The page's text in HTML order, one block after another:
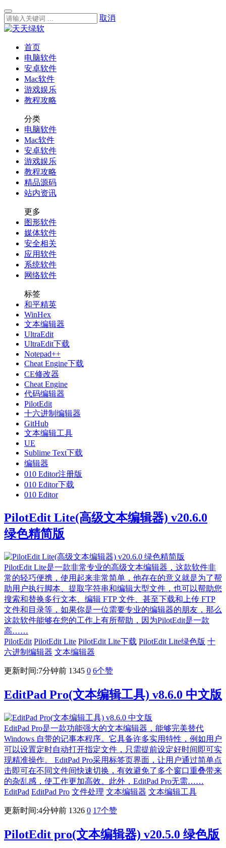
取消
首页
电脑软件
安卓软件
Mac软件
游戏娱乐
教程攻略
分类
电脑软件
Mac软件
安卓软件
游戏娱乐
教程攻略
精品源码
站内资讯
更多
图形软件
媒体软件
安全相关
应用软件
系统软件
网络软件
标签
和平精英
WinHex
文本编辑器
UltraEdit
UltraEdit下载
Notepad++
Cheat Engine下载
CE修改器
Cheat Engine
代码编辑器
PilotEdit
十六进制编辑器
GitHub
文本编辑工具
UE
Sublime Text下载
编辑器
010 Editor注册版
010 Editor下载
010 Editor
PilotEdit Lite(高级文本编辑器) v20.6.0
绿色精简版
PilotEdit Lite是一款非常专业的高级文本编辑器，这款软件非
常的轻巧便携，使用起来非常简单，他存在的意义就是为了帮
助用户执行脚本、提取字符串和编辑大型文件，也可以帮助您
搜索和替换多行文本、编辑 FTP 文件、甚至下载和上传 FTP
文件和目录等，如果你是一位需要专业的编辑器的朋友，那么
这款软件能够在您的工作上有所帮助，因为PilotEdit是一款
高……
PilotEdit PilotEdit Lite PilotEdit Lite下载 PilotEdit Lite绿色版 十
六进制编辑器 文本编辑器
更新时间:7分钟前 1345 0 6个赞
EditPad Pro(文本编辑工具) v8.6.0 中文版
EditPad Pro是一款功能强大的文本编辑器，能够完美替代
Windows 自带的记事本程序。它具备许多实用特性，例如用户
可以设置定时自动打开指定文件，只需提前设定好时间即可实
现精准操作。 EditPad Pro采用标签页界面，让用户通过简单点
击即可在不同文件间快速切换，有效避免了多个窗口重叠带来
的杂乱感，使工作更加高效。此外，EditPad Pro无需……
EditPad EditPad Pro 文件处理 文本编辑器 文本编辑工具
更新时间:4分钟前 1326 0 17个赞
PilotEdit pro(文本编辑器) v20.5.0 绿色版